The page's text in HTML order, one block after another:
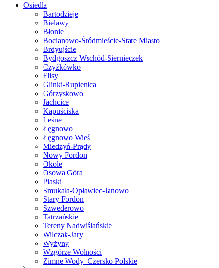
Osiedla
Bartodzieje
Bielawy
Błonie
Bocianowo-Śródmieście-Stare Miasto
Brdyujście
Bydgoszcz Wschód-Siernieczek
Czyżkówko
Flisy
Glinki-Rupienica
Górzyskowo
Jachcice
Kapuściska
Leśne
Łęgnowo
Łęgnowo Wieś
Miedzyń-Prądy
Nowy Fordon
Okole
Osowa Góra
Piaski
Smukała-Opławiec-Janowo
Stary Fordon
Szwederowo
Tatrzańskie
Tereny Nadwiślańskie
Wilczak-Jary
Wyżyny
Wzgórze Wolności
Zimne Wody–Czersko Polskie